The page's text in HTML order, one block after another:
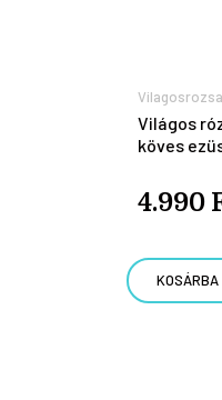
Világos
köves
4.990
KOSÁRBA